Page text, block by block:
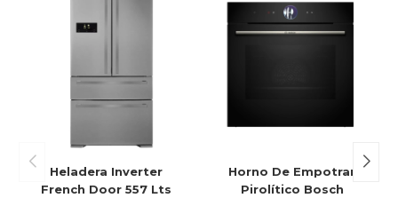
Heladera Inverter
French Door 557 Lts
Horno De Empotrar
Pirolítico Bosch